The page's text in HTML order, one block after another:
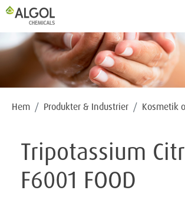
Hem Produkter & Industrier Kosmetik
Tripotassium
F6001 FOOD